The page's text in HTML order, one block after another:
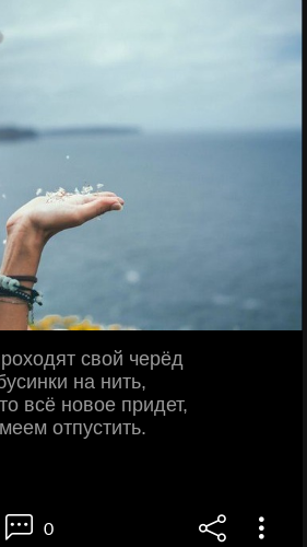
свой черёд
на нить,
всё новое придет,
отпустить.
0